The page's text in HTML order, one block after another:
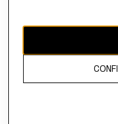
El contenido de esta página
propiedad de H&M Hennes &